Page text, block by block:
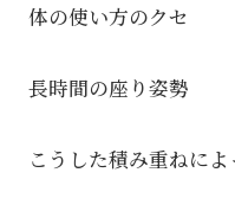
体の使い方のクセ
長時間の座り姿勢
こうした積み重ねによ